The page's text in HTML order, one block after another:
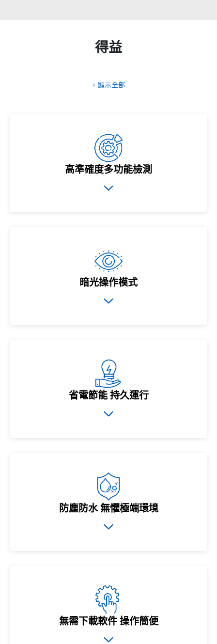
得益
+ 顯示全部
高準確度多功能檢測
暗光操作模式
省電節能 持久運行
防塵防水 無懼極端環境
無需下載軟件 操作簡便